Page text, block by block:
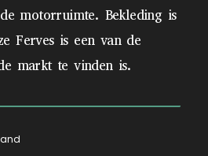
motorruimte. Bekleding is
Ferves is een van de
markt te vinden is.